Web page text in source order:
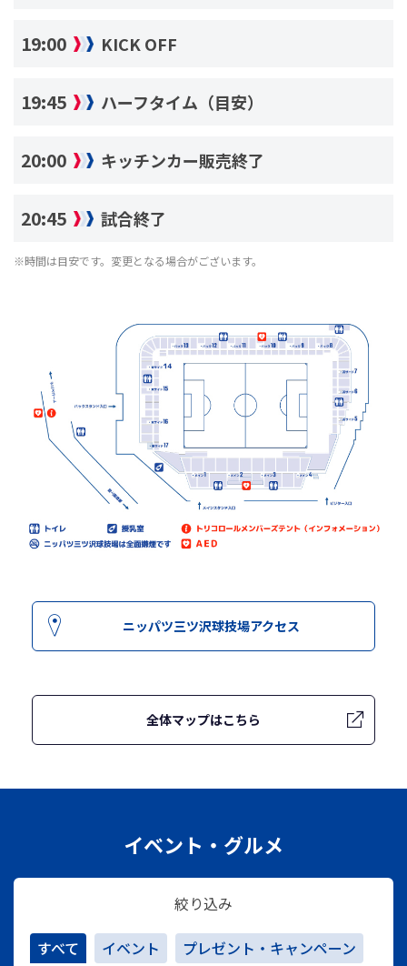
19:00 KICK OFF
19:45 ハーフタイム（目安）
20:00 キッチンカー販売終了
20:45 試合終了
※時間は目安です。変更となる場合がございます。
ニッパツ三ツ沢球技場アクセス
全体マップはこちら
イベント・グルメ
絞り込み
すべて イベント プレゼント・キャンペーン